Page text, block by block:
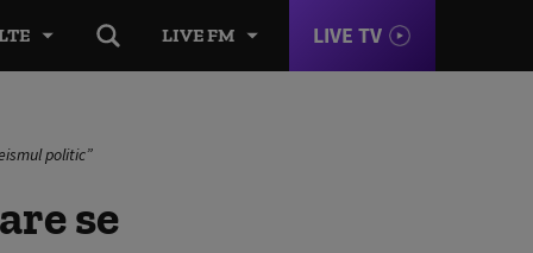
LIVE FM LIVE TV
politic”
se